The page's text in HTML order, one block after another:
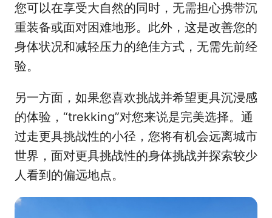
您可以在享受大自然的同时，无需担心携带沉
重装备或面对困难地形。此外，这是改善您的
身体状况和减轻压力的绝佳方式，无需先前经
验。
另一方面，如果您喜欢挑战并希望更具沉浸感
的体验，“trekking”对您来说是完美选择。通
过走更具挑战性的小径，您将有机会远离城市
世界，面对更具挑战性的身体挑战并探索较少
人看到的偏远地点。